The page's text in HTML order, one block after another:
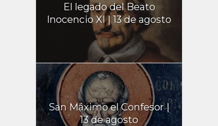
El legado del Beato
Inocencio XI | 13 de agosto
San Máximo el Confesor |
13 de agosto